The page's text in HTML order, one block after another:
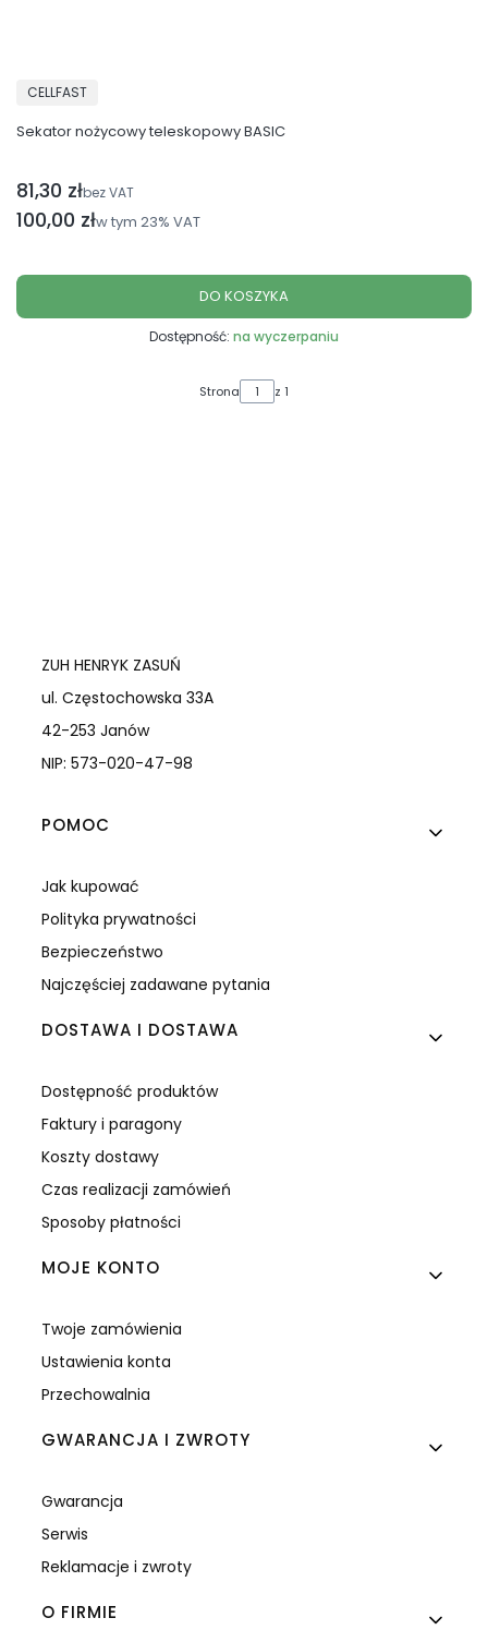
Sekator nożycowy teleskopowy BASIC
PRODUCENT
CELLFAST
Cena brutto
100,00 złw tym 23% VAT
Cena netto
81,30 złbez VAT
DO KOSZYKA
Dostępność: na wyczerpaniu
Strona z 1
ZUH HENRYK ZASUŃ
ul. Częstochowska 33A
42-253 Janów
NIP: 573-020-47-98
Linki w stopce
POMOC
Jak kupować
Polityka prywatności
Bezpieczeństwo
Najczęściej zadawane pytania
DOSTAWA I DOSTAWA
Dostępność produktów
Faktury i paragony
Koszty dostawy
Czas realizacji zamówień
Sposoby płatności
MOJE KONTO
Twoje zamówienia
Ustawienia konta
Przechowalnia
GWARANCJA I ZWROTY
Gwarancja
Serwis
Reklamacje i zwroty
O FIRMIE